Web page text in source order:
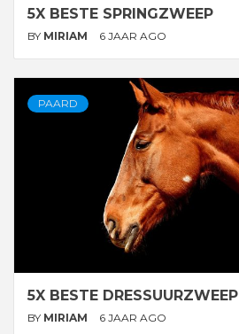
5X BESTE SPRINGZWEEP
BY MIRIAM 6 JAAR AGO
PAARD
5X BESTE DRESSUURZWEEP
BY MIRIAM 6 JAAR AGO